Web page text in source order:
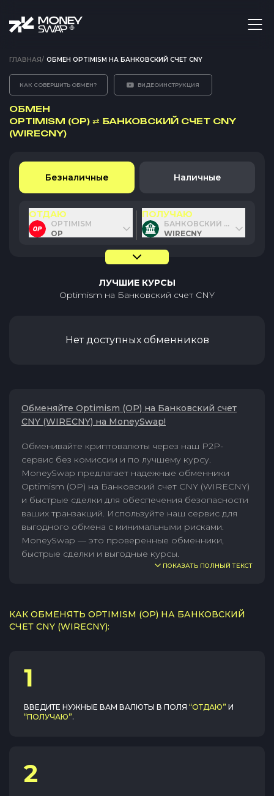
ГЛАВНАЯ/ ОБМЕН OPTIMISM НА БАНКОВСКИЙ СЧЕТ CNY
КАК СОВЕРШИТЬ ОБМЕН? ВИДЕОИНСТРУКЦИЯ
ОБМЕН
OPTIMISM (OP) ⇄ БАНКОВСКИЙ СЧЕТ CNY
(WIRECNY)
Безналичные Наличные
ОТДАЮ
OPTIMISM
OP
ПОЛУЧАЮ
БАНКОВСКИЙ СЧЕТ CNY
WIRECNY
ЛУЧШИЕ КУРСЫ
Optimism на Банковский счет CNY
Нет доступных обменников
Обменяйте Optimism (OP) на Банковский счет
CNY (WIRECNY) на MoneySwap!
Обменивайте криптовалюты через наш P2P-
сервис без комиссии и по лучшему курсу.
MoneySwap предлагает надежные обменники
Optimism (OP) на Банковский счет CNY (WIRECNY)
и быстрые сделки для обеспечения безопасности
ваших транзакций. Используйте наш сервис для
выгодного обмена с минимальными рисками.
MoneySwap — это проверенные обменники,
быстрые сделки и выгодные курсы.
ПОКАЗАТЬ ПОЛНЫЙ ТЕКСТ
КАК ОБМЕНЯТЬ OPTIMISM (OP) НА БАНКОВСКИЙ
СЧЕТ CNY (WIRECNY):
1
ВВЕДИТЕ НУЖНЫЕ ВАМ ВАЛЮТЫ В ПОЛЯ “ОТДАЮ” И
“ПОЛУЧАЮ”.
2